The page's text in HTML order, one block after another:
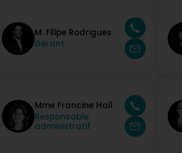
M. Filipe Rodrigues
Gérant
Mme Francine Hall
Responsable
administratif